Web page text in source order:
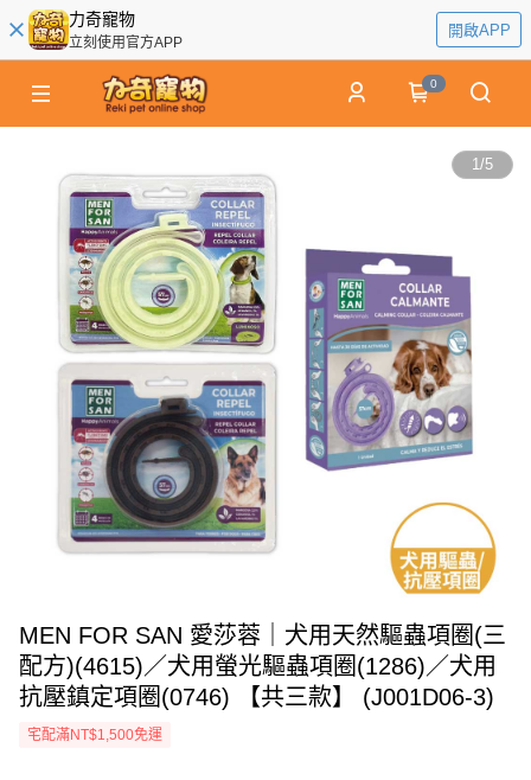
力奇寵物
立刻使用官方APP
開啟APP
0
1/5
MEN FOR SAN 愛莎蓉｜犬用天然驅蟲項圈(三
配方)(4615)／犬用螢光驅蟲項圈(1286)／犬用
抗壓鎮定項圈(0746) 【共三款】 (J001D06-3)
宅配滿NT$1,500免運